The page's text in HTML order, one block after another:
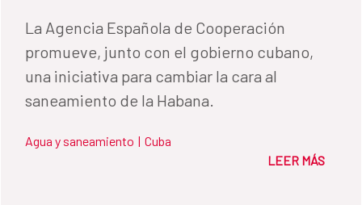
La Agencia Española de Cooperación
promueve, junto con el gobierno cubano,
una iniciativa para cambiar la cara al
saneamiento de la Habana.
Agua y saneamiento | Cuba
LEER MÁS